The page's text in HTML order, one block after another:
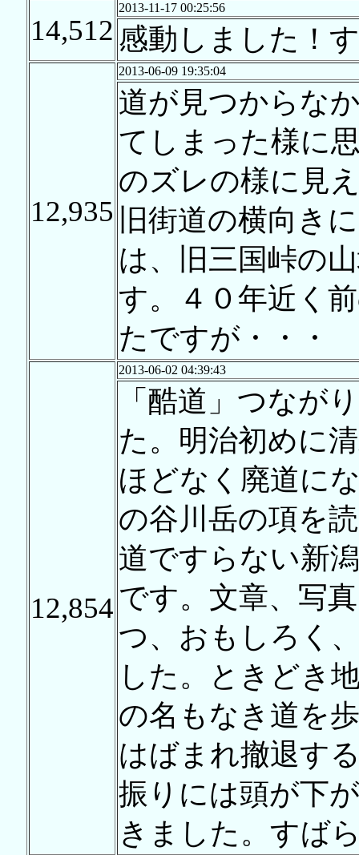
14,512
2013-11-17 00:25:56
感動しました！
12,935
2013-06-09 19:35:04
道が見つからな
てしまった様に
のズレの様に見
旧街道の横向き
は、旧三国峠の
す。４０年近く
たですが・・・
12,854
2013-06-02 04:39:43
「酷道」つなが
た。明治初めに
ほどなく廃道に
の谷川岳の項を
道ですらない新
です。文章、写
つ、おもしろく
した。ときどき
の名もなき道を
はばまれ撤退す
振りには頭が下
きました。すば